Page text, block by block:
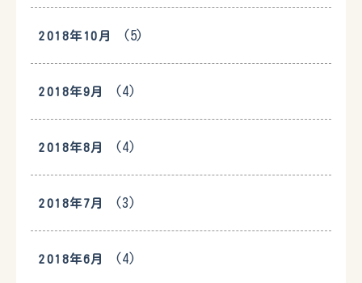
2018年10月 (5)
2018年9月 (4)
2018年8月 (4)
2018年7月 (3)
2018年6月 (4)